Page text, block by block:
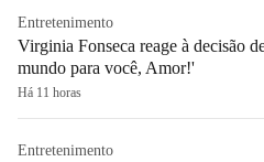
Entretenimento
Virginia Fonseca reage à decisão
mundo para você, Amor!'
Há 11 horas
Entretenimento